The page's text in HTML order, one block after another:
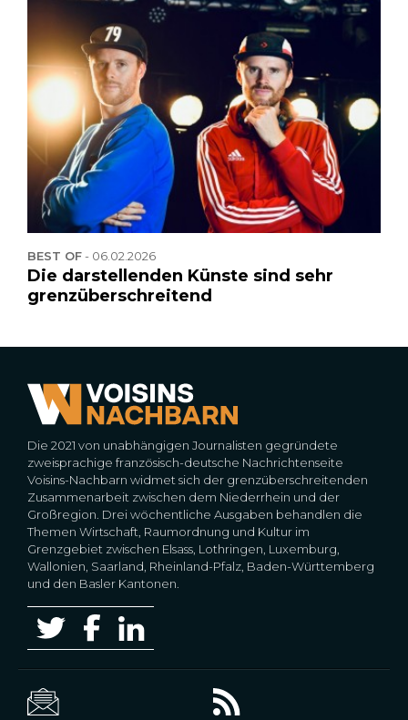
BEST OF- 06.02.2026
Die darstellenden Künste sind sehr
grenzüberschreitend
Die 2021 von unabhängigen Journalisten gegründete
zweisprachige französisch-deutsche Nachrichtenseite
Voisins-Nachbarn widmet sich der grenzüberschreitenden
Zusammenarbeit zwischen dem Niederrhein und der
Großregion. Drei wöchentliche Ausgaben behandlen die
Themen Wirtschaft, Raumordnung und Kultur im
Grenzgebiet zwischen Elsass, Lothringen, Luxemburg,
Wallonien, Saarland, Rheinland-Pfalz, Baden-Württemberg
und den Basler Kantonen.